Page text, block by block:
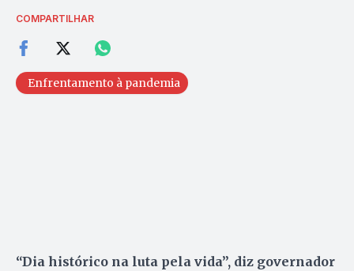
COMPARTILHAR
Enfrentamento à pandemia
“Dia histórico na luta pela vida”, diz governador